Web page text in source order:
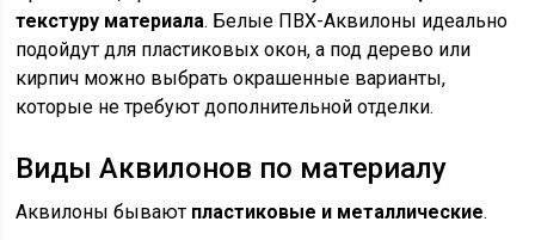
текстуру материала. Белые ПВХ-Аквилоны идеально
подойдут для пластиковых окон, а под дерево или
кирпич можно выбрать окрашенные варианты,
которые не требуют дополнительной отделки.
Виды Аквилонов по материалу
Аквилоны бывают пластиковые и металлические.